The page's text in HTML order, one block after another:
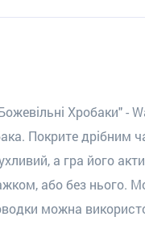
Хробаки" -
Покрите дрібним
а гра його
або без нього.
можна